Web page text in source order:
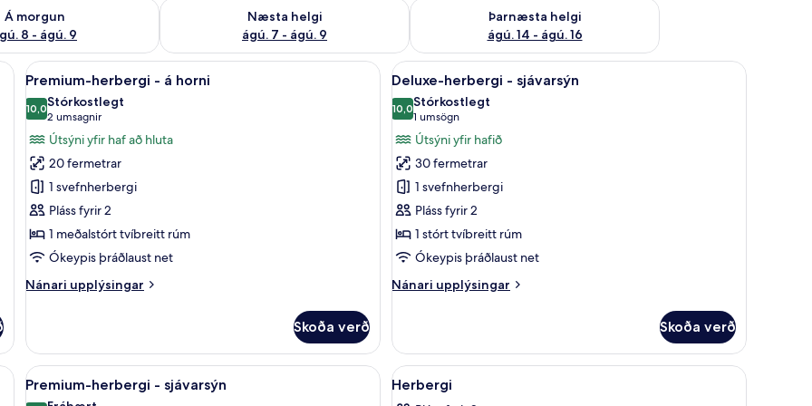
Á morgun
8 - ágú. 9
á morgun ágú. 8 - ágú. 9
Næsta helgi
ágú. 7 - ágú. 9
Athuga framboð næstu helgi ágú. 7 - ágú. 9
Þarnæsta helgi
ágú. 14 - ágú. 16
Athuga framboð þarnæstu helgi ágú. 14 - ágú. 16
í herbergi, skrifborð
Skoða
allar
myndir
fyrir
Premium-
herbergi
-
á
horni
Premium-herbergi - á horni | Rúmföt af bestu gerð, öryggishólf í herbergi, skrifborð
3
Premium-herbergi - á horni
10,010,0 af 10
Stórkostlegt
2 umsagnir
(2
umsagnir)
Útsýni yfir haf að hluta
20 fermetrar
1 svefnherbergi
Pláss fyrir 2
1 meðalstórt tvíbreitt rúm
Ókeypis þráðlaust net
Nánari upplýsingar
Nánari
herbergi
á
horni
Skoða verð
Skoða
allar
myndir
fyrir
Deluxe-
herbergi
-
sjávarsýn
Deluxe-herbergi - sjávarsýn | Rúmföt af
6
Deluxe-herbergi - sjávarsýn
10,010,0 af 10
Stórkostlegt
1 umsögn
(1
umsögn)
Útsýni yfir hafið
30 fermetrar
1 svefnherbergi
Pláss fyrir 2
1 stórt tvíbreitt rúm
Ókeypis þráðlaust net
Nánari upplýsingar
Nánari
herbergi
sjávarsýn
Skoða verð
af bestu gerð, öryggishólf í herbergi, skrifborð
Skoða
allar
Premium-herbergi - sjávarsýn | Rúmföt af bestu gerð, öryggishólf í herbergi, skrifborð
4
Premium-herbergi - sjávarsýn
Skoða
allar
Rúmföt af bestu gerð, öryggishólf í
3
Herbergi